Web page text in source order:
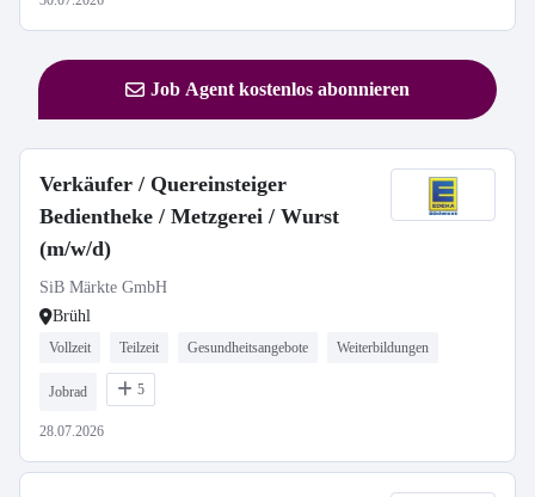
Job Agent kostenlos abonnieren
Verkäufer / Quereinsteiger
Bedientheke / Metzgerei / Wurst
(m/w/d)
SiB Märkte GmbH
Brühl
Vollzeit Teilzeit Gesundheitsangebote Weiterbildungen
Jobrad 5
28.07.2026